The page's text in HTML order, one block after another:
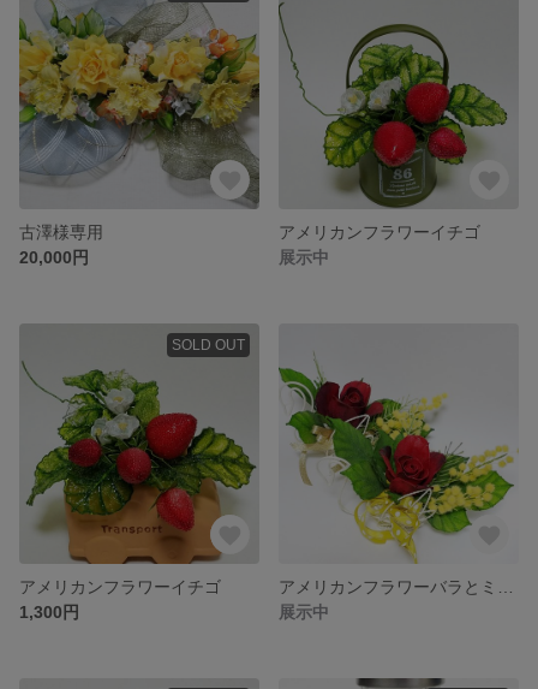
古澤様専用
20,000円
アメリカンフラワーイチゴ
展示中
SOLD OUT
アメリカンフラワーイチゴ
1,300円
展示中